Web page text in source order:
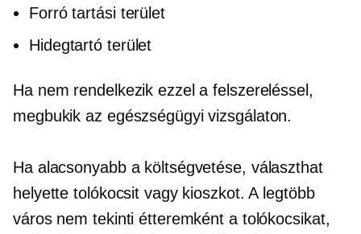
Forró tartási terület
Hidegtartó terület
Ha nem rendelkezik ezzel a felszereléssel,
megbukik az egészségügyi vizsgálaton.
Ha alacsonyabb a költségvetése, választhat
helyette tolókocsit vagy kioszkot. A legtöbb
város nem tekinti étteremként a tolókocsikat,